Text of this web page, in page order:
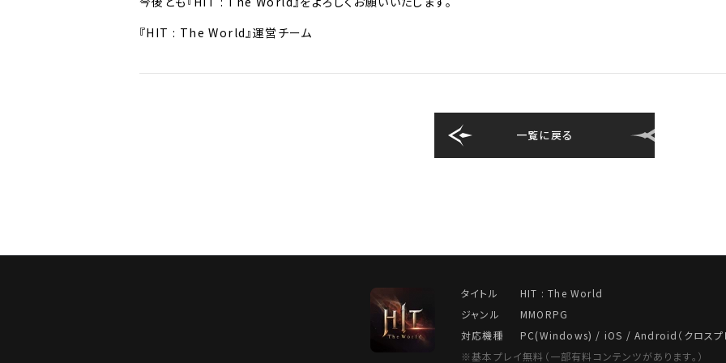
『HIT : The World』運営チーム
一覧に戻る
タイトル
HIT : The World
ジャンル
MMORPG
対応機種
PC(Windows) / iOS / Android（クロスプ
※基本プレイ無料（一部有料コンテンツがあります。）